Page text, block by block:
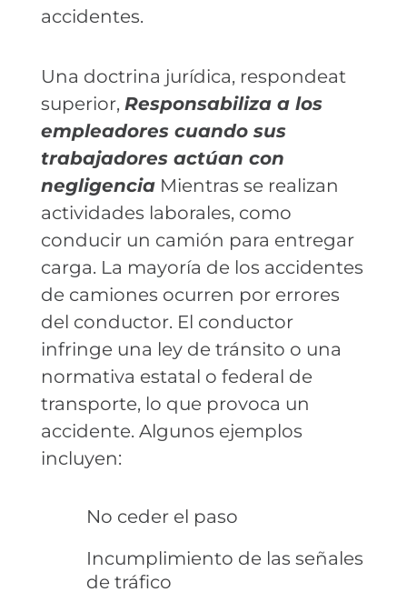
accidentes.
Una doctrina jurídica, respondeat
superior, Responsabiliza a los
empleadores cuando sus
trabajadores actúan con
negligenciaMientras se realizan
actividades laborales, como
conducir un camión para entregar
carga. La mayoría de los accidentes
de camiones ocurren por errores
del conductor. El conductor
infringe una ley de tránsito o una
normativa estatal o federal de
transporte, lo que provoca un
accidente. Algunos ejemplos
incluyen:
No ceder el paso
Incumplimiento de las señales
de tráfico